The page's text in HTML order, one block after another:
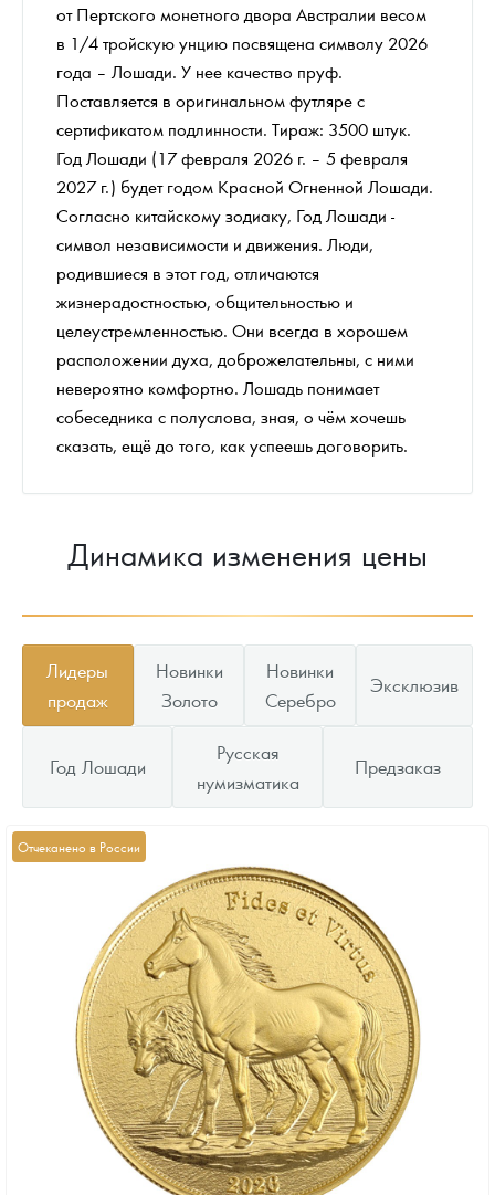
от Пертского монетного двора Австралии весом
в 1/4 тройскую унцию посвящена символу 2026
года – Лошади. У нее качество пруф.
Поставляется в оригинальном футляре с
сертификатом подлинности. Тираж: 3500 штук.
Год Лошади (17 февраля 2026 г. – 5 февраля
2027 г.) будет годом Красной Огненной Лошади.
Согласно китайскому зодиаку, Год Лошади -
символ независимости и движения. Люди,
родившиеся в этот год, отличаются
жизнерадостностью, общительностью и
целеустремленностью. Они всегда в хорошем
расположении духа, доброжелательны, с ними
невероятно комфортно. Лошадь понимает
собеседника с полуслова, зная, о чём хочешь
сказать, ещё до того, как успеешь договорить.
Динамика изменения цены
Лидеры
продаж
Новинки
Золото
Новинки
Серебро
Эксклюзив
Год Лошади
Русская
нумизматика
Предзаказ
Отчеканено в России